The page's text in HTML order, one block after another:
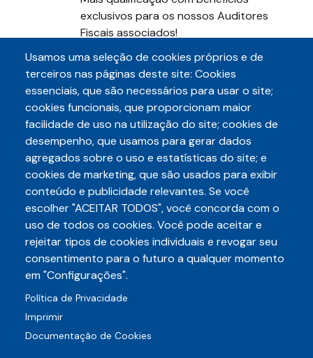
exclusivos para os nossos Auditores
Fiscais associados!
Paginação Page 1
Próxima
página
››
Inscrever-se em Educação
Telefone
(85)3248-5657
E-mail
auditece@auditece.org.br
Entrar
Usamos uma seleção de cookies próprios e de
terceiros nas páginas deste site: Cookies
essenciais, que são necessários para usar o site;
cookies funcionais, que proporcionam maior
facilidade de uso na utilização do site; cookies de
desempenho, que usamos para gerar dados
agregados sobre o uso e estatísticas do site; e
cookies de marketing, que são usados para exibir
conteúdo e publicidade relevantes. Se você
escolher "ACEITAR TODOS", você concorda com o
uso de todos os cookies. Você pode aceitar e
rejeitar tipos de cookies individuais e revogar seu
consentimento para o futuro a qualquer momento
em "Configurações".
Política de Privacidade
Imprimir
Documentação de Cookies